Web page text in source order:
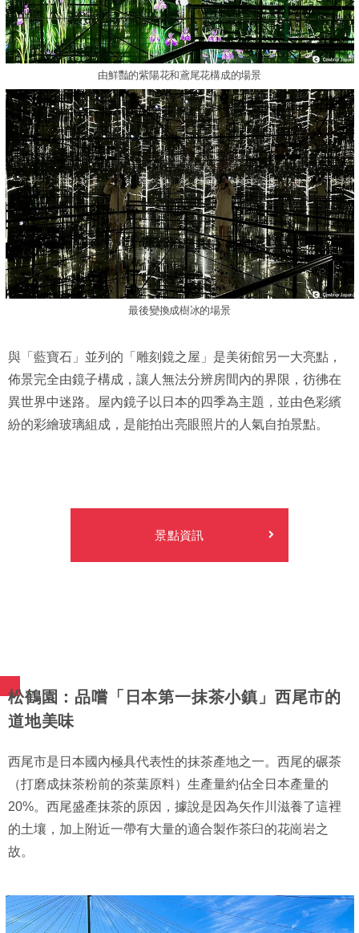
由鮮豔的紫陽花和鳶尾花構成的場景
最後變換成樹冰的場景
與「藍寶石」並列的「雕刻鏡之屋」是美術館另一大亮點，
佈景完全由鏡子構成，讓人無法分辨房間內的界限，彷彿在
異世界中迷路。屋內鏡子以日本的四季為主題，並由色彩繽
紛的彩繪玻璃組成，是能拍出亮眼照片的人氣自拍景點。
景點資訊
松鶴園：品嚐「日本第一抹茶小鎮」西尾市的
道地美味
西尾市是日本國內極具代表性的抹茶產地之一。西尾的碾茶
（打磨成抹茶粉前的茶葉原料）生產量約佔全日本產量的
20%。西尾盛產抹茶的原因，據說是因為矢作川滋養了這裡
的土壤，加上附近一帶有大量的適合製作茶臼的花崗岩之
故。